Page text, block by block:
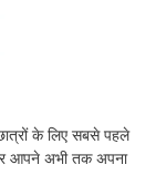
के लिए सबसे पहले
आपने अभी तक अपना